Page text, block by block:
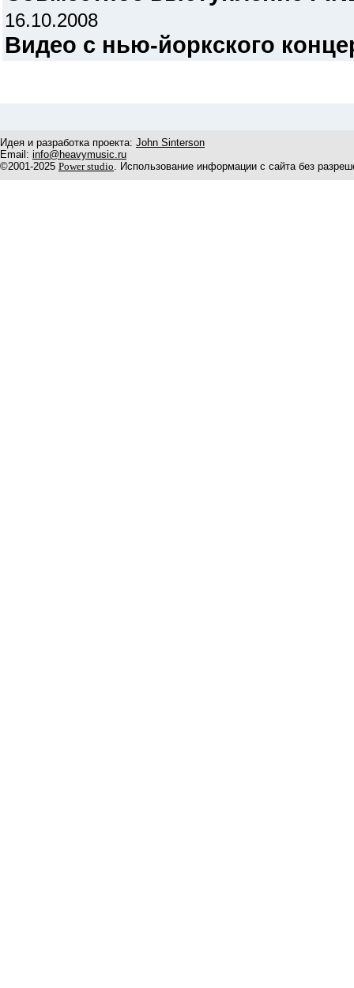
16.10.2008
Видео с нью-йоркского
Идея и разработка проекта: John Sinterson
Email: info@heavymusic.ru
©2001-2025 Power studio. Использование информации с сайта без